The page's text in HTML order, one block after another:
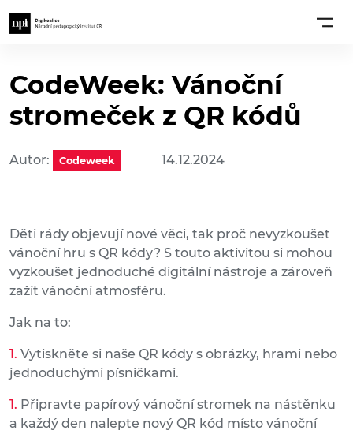
CodeWeek: Vánoční
stromeček z QR kódů
Autor: Codeweek 14.12.2024
Děti rády objevují nové věci, tak proč nevyzkoušet
vánoční hru s QR kódy? S touto aktivitou si mohou
vyzkoušet jednoduché digitální nástroje a zároveň
zažít vánoční atmosféru.
Jak na to:
Vytiskněte si naše QR kódy s obrázky, hrami nebo
jednoduchými písničkami.
Připravte papírový vánoční stromek na nástěnku
a každý den nalepte nový QR kód místo vánoční